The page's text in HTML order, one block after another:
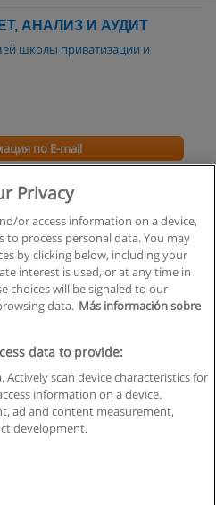
АНАЛИЗ И АУДИТ
школы приватизации и
по E-mail
пользования
информации
Educaedu
S.L. - CIF : B-95610580: -
Privacy
or access information on a device,
to process personal data. You may
by clicking below, including your
interest is used, or at any time in
choices will be signaled to our
data. Más información sobre
data to provide:
Actively scan device characteristics for
information on a device.
ad and content measurement,
development.